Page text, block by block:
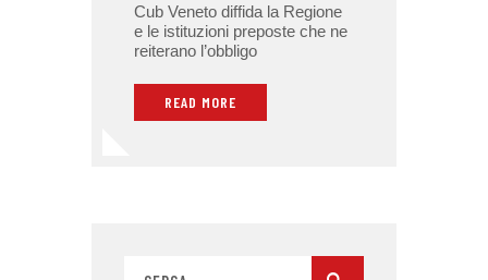
Cub Veneto diffida la Regione
e le istituzioni preposte che ne
reiterano l’obbligo
READ MORE